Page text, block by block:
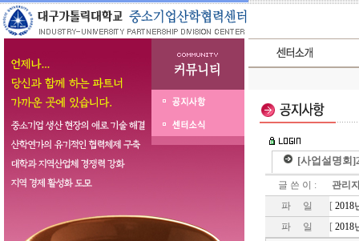
[사업설명회
글 쓴 이 :
관리
파 일
[ 2018
파 일
[ 2018